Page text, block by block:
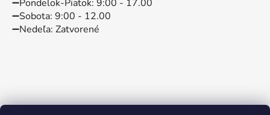
➖️Pondelok-Piatok: 9:00 - 17.00
➖️Sobota: 9:00 - 12.00
➖️Nedeľa: Zatvorené